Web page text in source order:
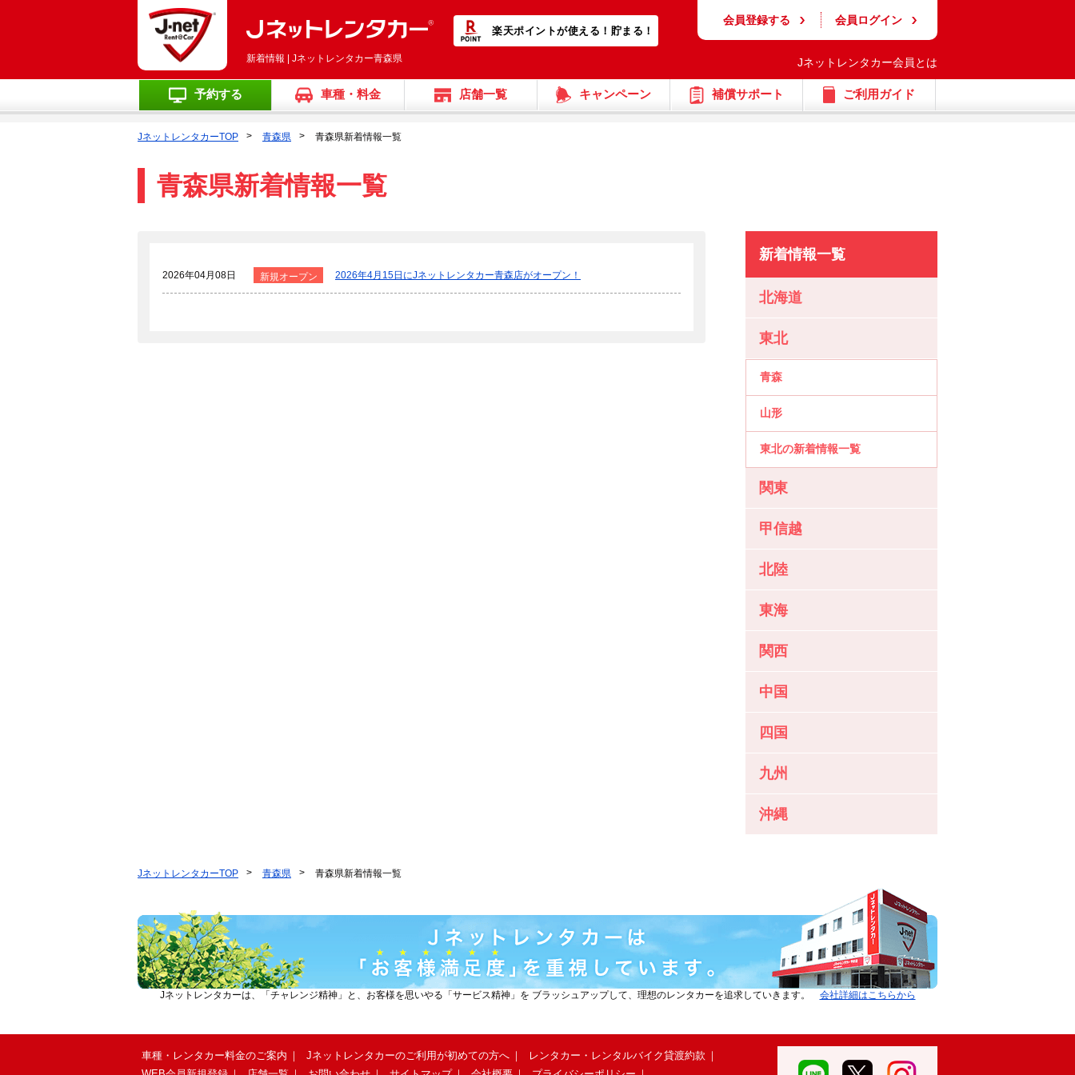
新着情報 | Jネットレンタカー青森県
会員登録する 会員ログイン
Jネットレンタカー会員とは
楽天ポイントが使える！貯まる！
予約する 車種・料金 店舗一覧 キャンペーン 補償サポート ご利用ガイド
JネットレンタカーTOP 青森県 青森県新着情報一覧
青森県新着情報一覧
2026年04月08日 新規オープン 2026年4月15日にJネットレンタカー青森店がオープン！
新着情報一覧
北海道
東北
青森
山形
東北の新着情報一覧
関東
甲信越
北陸
東海
関西
中国
四国
九州
沖縄
JネットレンタカーTOP 青森県 青森県新着情報一覧
Jネットレンタカーは、「チャレンジ精神」と、お客様を思いやる「サービス精神」を ブラッシュアップして、理想のレンタカーを追求していきます。 会社詳細はこちらから
車種・レンタカー料金のご案内 Jネットレンタカーのご利用が初めての方へ
レンタカー・レンタルバイク貸渡約款